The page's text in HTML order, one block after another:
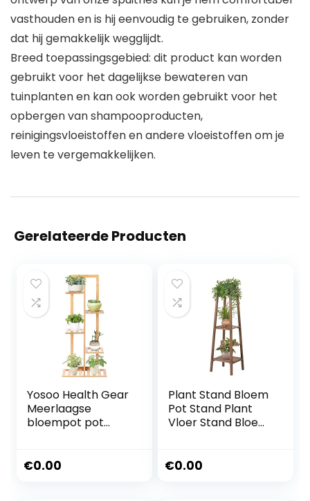
vasthouden en is hij eenvoudig te gebruiken, zonder
dat hij gemakkelijk wegglijdt.
Breed toepassingsgebied: dit product kan worden
gebruikt voor het dagelijkse bewateren van
tuinplanten en kan ook worden gebruikt voor het
opbergen van shampooproducten,
reinigingsvloeistoffen en andere vloeistoffen om je
leven te vergemakkelijken.
Gerelateerde Producten
Yosoo Health Gear
Meerlaagse
bloempot pot
pothouder rek
€0.00
Plant Stand Bloem
Pot Stand Plant
Vloer Stand Bloem
Opbergplanken
€0.00